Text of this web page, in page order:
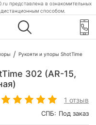
представлена в ознакомительных
способом.
Рукояти и упоры ShotTime
302 (AR-15,
1 отзыв
СПБ: Под заказ